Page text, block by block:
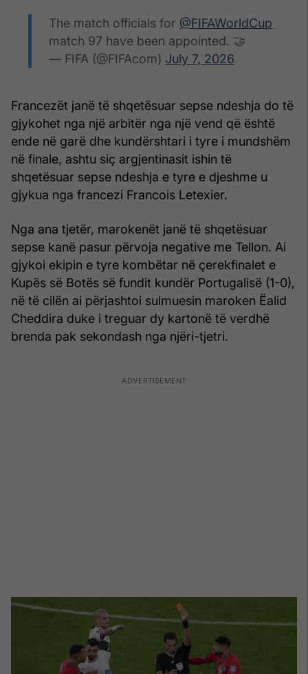
The match officials for @FIFAWorldCup
match 97 have been appointed. 🤝
— FIFA (@FIFAcom) July 7, 2026
Francezët janë të shqetësuar sepse ndeshja do të
gjykohet nga një arbitër nga një vend që është
ende në garë dhe kundërshtari i tyre i mundshëm
në finale, ashtu siç argjentinasit ishin të
shqetësuar sepse ndeshja e tyre e djeshme u
gjykua nga francezi Francois Letexier.
Nga ana tjetër, marokenët janë të shqetësuar
sepse kanë pasur përvoja negative me Tellon. Ai
gjykoi ekipin e tyre kombëtar në çerekfinalet e
Kupës së Botës së fundit kundër Portugalisë (1-0),
në të cilën ai përjashtoi sulmuesin maroken Ëalid
Cheddira duke i treguar dy kartonë të verdhë
brenda pak sekondash nga njëri-tjetri.